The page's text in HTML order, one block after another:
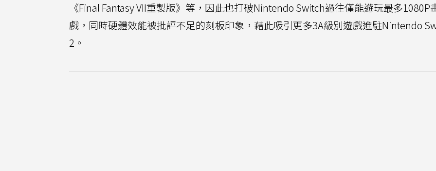
《Final Fantasy VII重製版》等，因此也打破Nintendo Switch過往僅能遊玩最多1080P
戲，同時硬體效能被批評不足的刻板印象，藉此吸引更多3A級別遊戲進駐Nintendo
2。